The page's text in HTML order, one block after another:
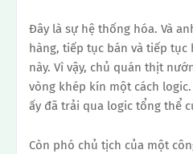
Đây là sự hệ thống hóa. Và
hàng, tiếp tục bán và tiếp
này. Vì vậy, chủ quán thịt
vòng khép kín một cách
ấy đã trải qua logic tổng thể
Còn phó chủ tịch của một